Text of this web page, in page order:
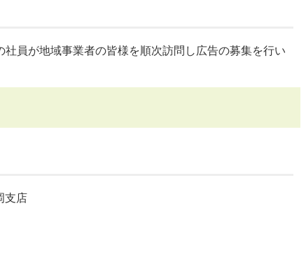
員が地域事業者の皆様を順次訪問し広告の募集を行い
支店